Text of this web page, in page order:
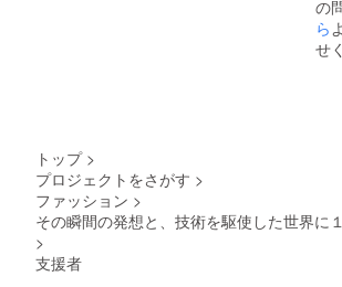
の
ら
せ
トップ >
プロジェクトをさがす >
ファッション >
その瞬間の発想と、技術を駆使した世界に
>
支援者